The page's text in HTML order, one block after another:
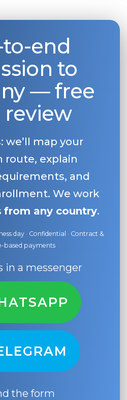
end
to
— free
review
we’ll map your
route, explain
and
We work
from any country.
day · Confidential · Contract &
based payments
in a messenger
the form